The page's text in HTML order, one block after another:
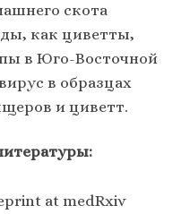
скота
как циветты,
в Юго-Восточной
в образцах
и циветт.
at medRxiv